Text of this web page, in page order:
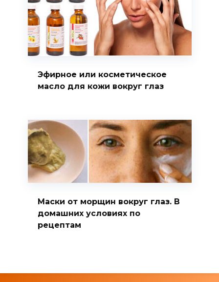
Эфирное или косметическое
масло для кожи вокруг глаз
Маски от морщин вокруг глаз. В
домашних условиях по
рецептам